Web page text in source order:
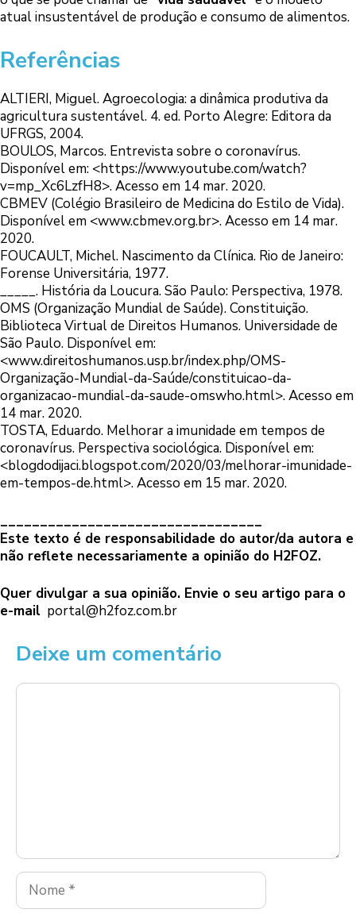
atual insustentável de produção e consumo de alimentos.
Referências
ALTIERI, Miguel. Agroecologia: a dinâmica produtiva da
agricultura sustentável. 4. ed. Porto Alegre: Editora da
UFRGS, 2004.
BOULOS, Marcos. Entrevista sobre o coronavírus.
Disponível em: <https://www.youtube.com/watch?
v=mp_Xc6LzfH8>. Acesso em 14 mar. 2020.
CBMEV (Colégio Brasileiro de Medicina do Estilo de Vida).
Disponível em <www.cbmev.org.br>. Acesso em 14 mar.
2020.
FOUCAULT, Michel. Nascimento da Clínica. Rio de Janeiro:
Forense Universitária, 1977.
_____. História da Loucura. São Paulo: Perspectiva, 1978.
OMS (Organização Mundial de Saúde). Constituição.
Biblioteca Virtual de Direitos Humanos. Universidade de
São Paulo. Disponível em:
<www.direitoshumanos.usp.br/index.php/OMS-
Organização-Mundial-da-Saúde/constituicao-da-
organizacao-mundial-da-saude-omswho.html>. Acesso em
14 mar. 2020.
TOSTA, Eduardo. Melhorar a imunidade em tempos de
coronavírus. Perspectiva sociológica. Disponível em:
<blogdodijaci.blogspot.com/2020/03/melhorar-imunidade-
em-tempos-de.html>. Acesso em 15 mar. 2020.
_________________________________
Este texto é de responsabilidade do autor/da autora e
não reflete necessariamente a opinião do H2FOZ.
Quer divulgar a sua opinião. Envie o seu artigo para o
e-mail portal@h2foz.com.br
Deixe um comentário
Comentário
Nome